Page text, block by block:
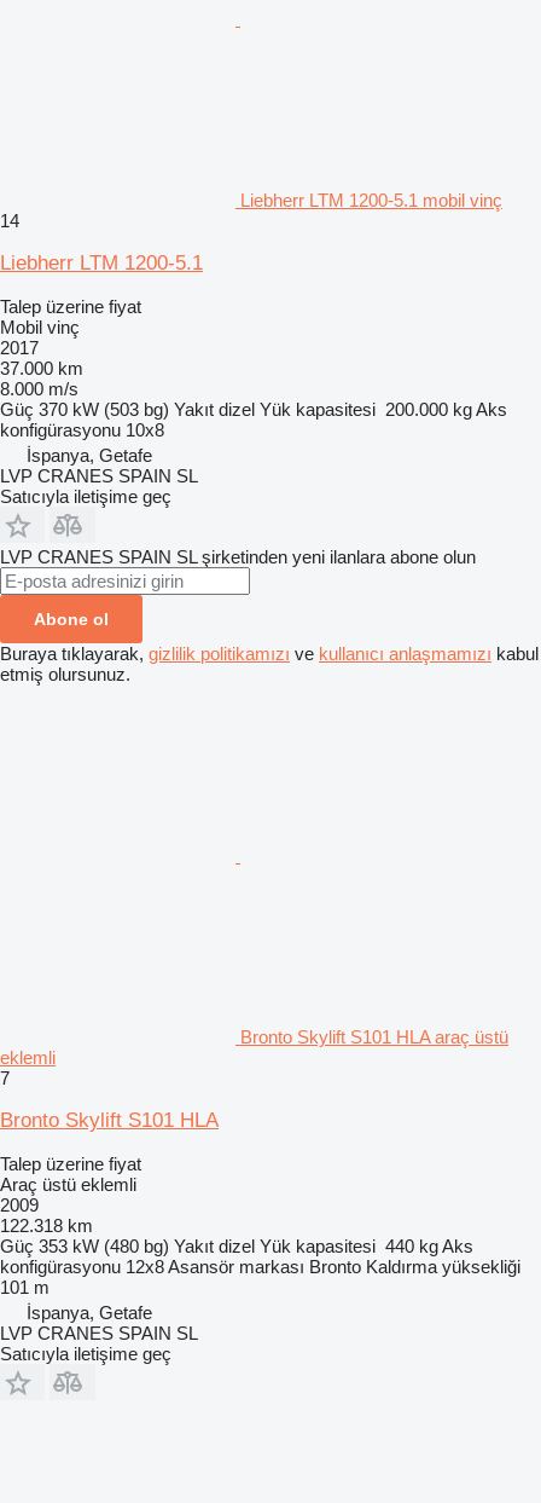
Liebherr LTM 1200-5.1 mobil vinç
14
Liebherr LTM 1200-5.1
Talep üzerine fiyat
Mobil vinç
2017
37.000 km
8.000 m/s
Güç 370 kW (503 bg) Yakıt dizel Yük kapasitesi 200.000 kgAks
konfigürasyonu 10x8
İspanya, Getafe
LVP CRANES SPAIN SL
Satıcıyla iletişime geç
LVP CRANES SPAIN SL şirketinden yeni ilanlara abone olun
Abone ol
Buraya tıklayarak, gizlilik politikamızı ve kullanıcı anlaşmamızı kabul
etmiş olursunuz.
Bronto Skylift S101 HLA araç üstü
eklemli
7
Bronto Skylift S101 HLA
Talep üzerine fiyat
Araç üstü eklemli
2009
122.318 km
Güç 353 kW (480 bg) Yakıt dizel Yük kapasitesi 440 kgAks
konfigürasyonu 12x8Asansör markası Bronto Kaldırma yüksekliği
101 m
İspanya, Getafe
LVP CRANES SPAIN SL
Satıcıyla iletişime geç